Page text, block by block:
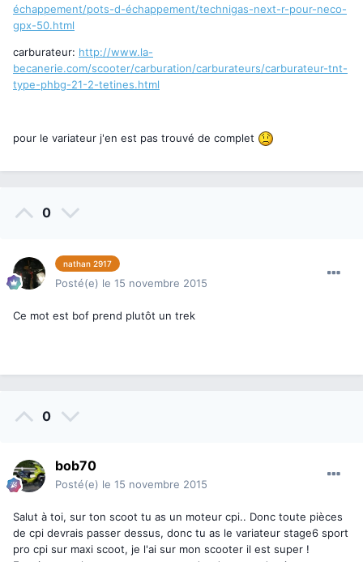
échappement/pots-d-échappement/technigas-next-r-pour-neco-
gpx-50.html
carburateur: http://www.la-
becanerie.com/scooter/carburation/carburateurs/carburateur-tnt-
type-phbg-21-2-tetines.html
pour le variateur j'en est pas trouvé de complet
0
nathan 2917
Posté(e) le 15 novembre 2015
Ce mot est bof prend plutôt un trek
0
bob70
Posté(e) le 15 novembre 2015
Salut à toi, sur ton scoot tu as un moteur cpi.. Donc toute pièces
de cpi devrais passer dessus, donc tu as le variateur stage6 sport
pro cpi sur maxi scoot, je l'ai sur mon scooter il est super !